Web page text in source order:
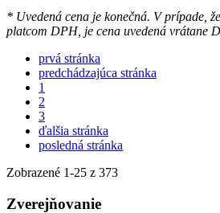
* Uvedená cena je konečná. V prípade,
platcom DPH, je cena uvedená vrátane
prvá stránka
predchádzajúca stránka
1
2
3
ďalšia stránka
posledná stránka
Zobrazené 1-25 z 373
Zverejňovanie